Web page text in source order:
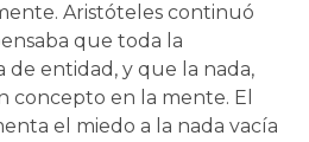
Aristóteles continuó
que toda la
de entidad, y que la nada,
concepto en la mente. El
el miedo a la nada vacía